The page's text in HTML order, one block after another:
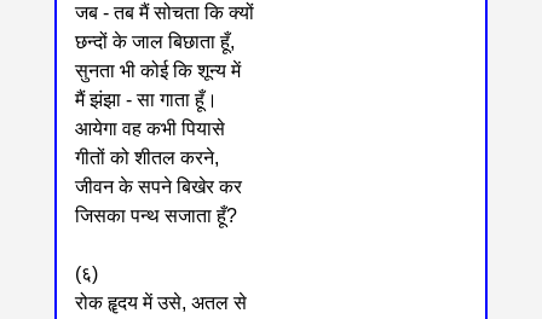
जब - तब मैं सोचता कि क्यों
छन्दों के जाल बिछाता हूँ,
सुनता भी कोई कि शून्य में
मैं झंझा - सा गाता हूँ।
आयेगा वह कभी पियासे
गीतों को शीतल करने,
जीवन के सपने बिखेर कर
जिसका पन्थ सजाता हूँ?
(६)
रोक हॄदय में उसे, अतल से